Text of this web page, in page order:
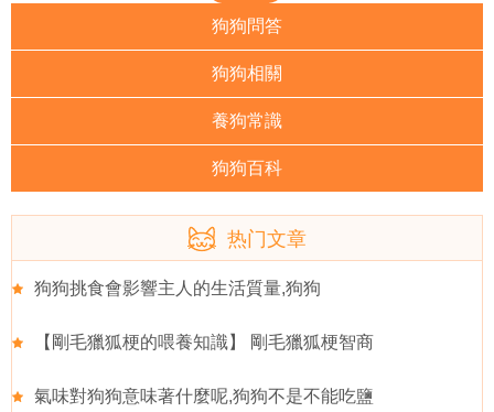
狗狗問答
狗狗相關
養狗常識
狗狗百科
热门文章
狗狗挑食會影響主人的生活質量,狗狗
【剛毛獵狐梗的喂養知識】 剛毛獵狐梗智商
氣味對狗狗意味著什麼呢,狗狗不是不能吃鹽